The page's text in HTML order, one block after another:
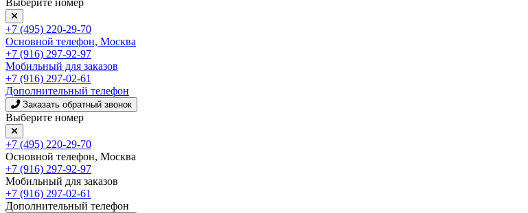
Выберите номер
+7 (495) 220-29-70
Основной телефон, Москва
+7 (916) 297-92-97
Мобильный для заказов
+7 (916) 297-02-61
Дополнительный телефон
Заказать обратный звонок
Выберите номер
+7 (495) 220-29-70
Основной телефон, Москва
+7 (916) 297-92-97
Мобильный для заказов
+7 (916) 297-02-61
Дополнительный телефон